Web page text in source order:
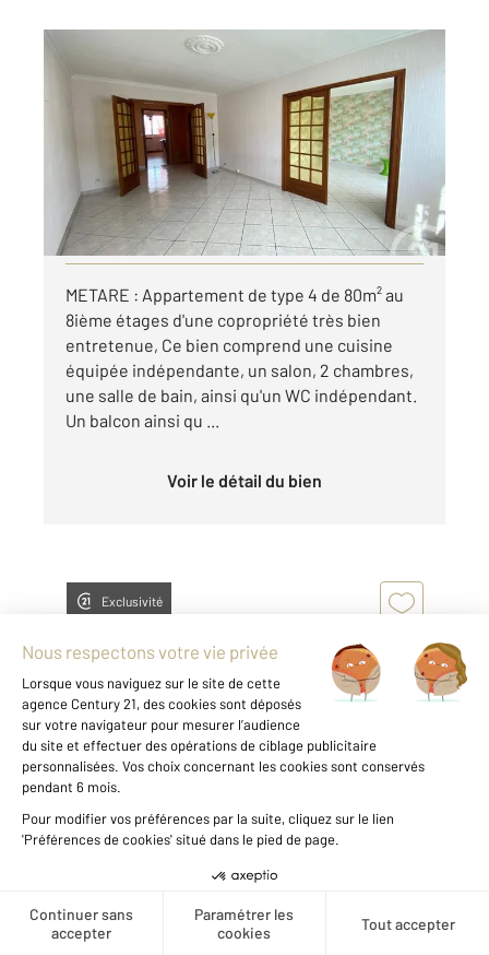
Créer une alerte
77,29 m , 4 pièces
Ref : 3614
Appartement T4 à louer
625 €
par mois charges comprises
Visiter le site dédié
METARE : Appartement de type 4 de 80m² au
8ième étages d'une copropriété très bien
entretenue, Ce bien comprend une cuisine
équipée indépendante, un salon, 2 chambres,
une salle de bain, ainsi qu'un WC indépendant.
Un balcon ainsi qu ...
Voir le détail du bien
Exclusivité
ST ETIENNE 42
55,93 m , 3 pièces
620 €